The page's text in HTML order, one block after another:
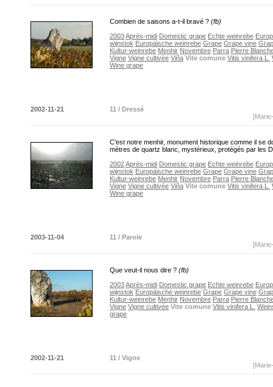
Combien de saisons a-t-il bravé ? (fb)
2003Après-midi Domestic grape Echte weinrebe
wijnstok Europäische weinrebe Grape Grape vine
Kultur-weinrebe Menhir Novembre Parra Pierre
Vigne Vigne cultivée Viña Vite comune Vitis vinifera L.
Wine grape
2002-11-21
11 / Dressé
C'est notre menhir, monument historique comme il se
mètres de quartz blanc, mystérieux, protégés par les
2002Après-midi Domestic grape Echte weinrebe
wijnstok Europäische weinrebe Grape Grape vine
Kultur-weinrebe Menhir Novembre Parra Pierre
Vigne Vigne cultivée Viña Vite comune Vitis vinifera L.
Wine grape
2003-11-04
11 / Parole
Que veut-il nous dire ? (fb)
2003Après-midi Domestic grape Echte weinrebe
wijnstok Europäische weinrebe Grape Grape vine
Kultur-weinrebe Menhir Novembre Parra Pierre
Vigne Vigne cultivée Vite comune Vitis vinifera L.
grape
2002-11-21
11 / Vigne